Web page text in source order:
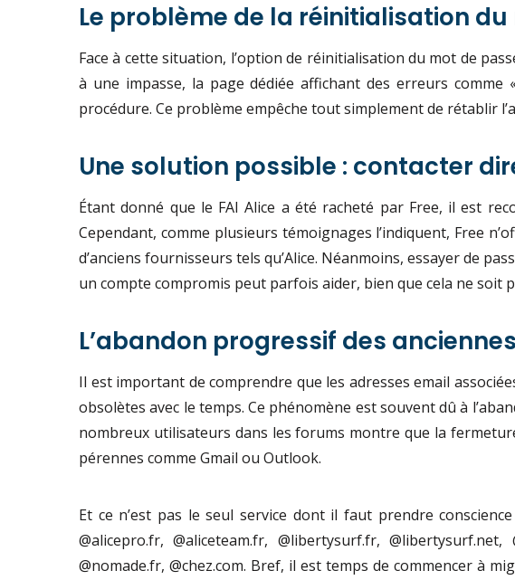
Le problème de la réinitialisation
Face à cette situation, l’option de réinitialisation du mot de
à une impasse, la page dédiée affichant des erreurs
procédure. Ce problème empêche tout simplement de rétablir
Une solution possible : contacter
Étant donné que le FAI Alice a été racheté par Free, il est
Cependant, comme plusieurs témoignages l’indiquent, Free
d’anciens fournisseurs tels qu’Alice. Néanmoins, essayer de
un compte compromis peut parfois aider, bien que cela ne soit
L’abandon progressif des
Il est important de comprendre que les adresses email
obsolètes avec le temps. Ce phénomène est souvent dû à
nombreux utilisateurs dans les forums montre que la
pérennes comme Gmail ou Outlook.
Et ce n’est pas le seul service dont il faut prendre
@alicepro.fr, @aliceteam.fr, @libertysurf.fr, @libertysurf.net,
@nomade.fr, @chez.com. Bref, il est temps de commencer à